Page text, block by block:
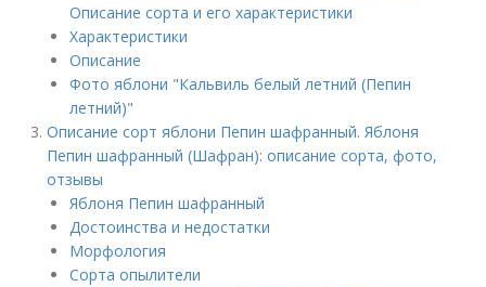
Описание сорта и его характеристики
Характеристики
Описание
Фото яблони "Кальвиль белый летний (Пепин
летний)"
Описание сорт яблони Пепин шафранный. Яблоня
Пепин шафранный (Шафран): описание сорта, фото,
отзывы
Яблоня Пепин шафранный
Достоинства и недостатки
Морфология
Сорта опылители